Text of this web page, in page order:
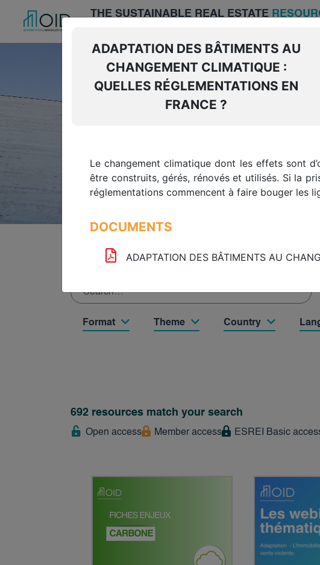
THE SUSTAINABLE REAL ESTATE
WELCOME TO THE
SUSTAINABLE REAL
The Green Building Observatory provides
thus accelerate the sector's ecological
Homepage
Format Theme Country
692 resources match your search
Open access Member access ESREI Basic
ADAPTATION DES BÂTIMENTS AU
CHANGEMENT CLIMATIQUE :
QUELLES RÉGLEMENTATIONS EN
FRANCE ?
Le changement climatique dont les effets sont
être construits, gérés, rénovés et utilisés. Si la
réglementations commencent à faire bouger les
DOCUMENTS
ADAPTATION DES BÂTIMENTS AU